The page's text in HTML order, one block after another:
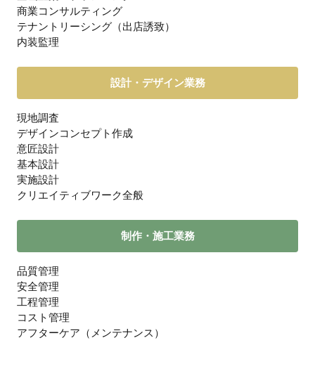
商業コンサルティング
テナントリーシング（出店誘致）
内装監理
設計・デザイン業務
現地調査
デザインコンセプト作成
意匠設計
基本設計
実施設計
クリエイティブワーク全般
制作・施工業務
品質管理
安全管理
工程管理
コスト管理
アフターケア（メンテナンス）